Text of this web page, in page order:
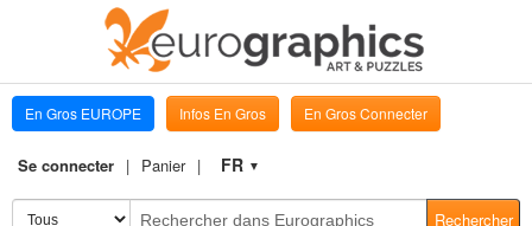
En Gros EUROPE Infos En Gros En Gros Connecter
Se connecter Panier FR ▼
Rechercher